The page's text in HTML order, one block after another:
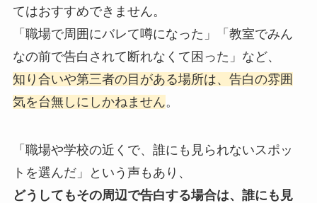
てはおすすめできません。
「職場で周囲にバレて噂になった」「教室でみん
なの前で告白されて断れなくて困った」など、
知り合いや第三者の目がある場所は、告白の雰囲
気を台無しにしかねません。
「職場や学校の近くで、誰にも見られないスポッ
トを選んだ」という声もあり、
どうしてもその周辺で告白する場合は、誰にも見